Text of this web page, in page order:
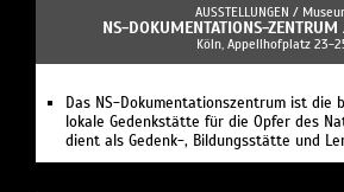
AUSSTELLUNGEN /
NS-DOKUMENTATIONS-
Köln, Appellhofplatz 23-
Das NS-Dokumentationszentrum ist die
lokale Gedenkstätte für die Opfer des
dient als Gedenk-, Bildungsstätte und